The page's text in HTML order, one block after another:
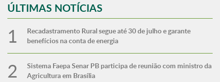
ÚLTIMAS NOTÍCIAS
Recadastramento Rural segue até 30 de julho e garante
benefícios na conta de energia
Sistema Faepa Senar PB participa de reunião com ministro da
Agricultura em Brasília